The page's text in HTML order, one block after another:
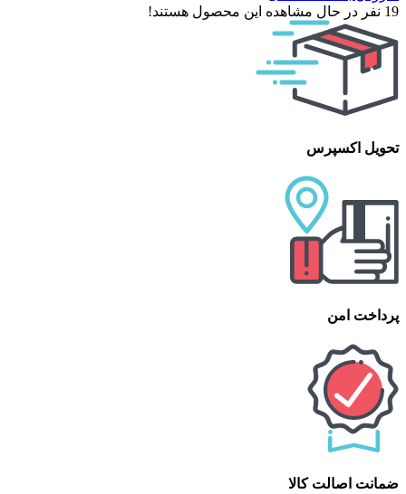
19 نفر در حال مشاهده این محصول هستند!
تحویل اکسپرس
پرداخت امن
ضمانت اصالت کالا